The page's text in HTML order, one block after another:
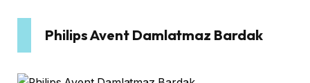
Philips Avent Damlatmaz Bardak